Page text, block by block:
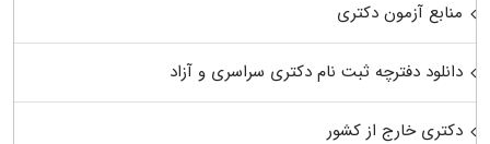
منابع آزمون دکتری
دانلود دفترچه ثبت نام دکتری سراسری و آزاد
دکتری خارج از کشور